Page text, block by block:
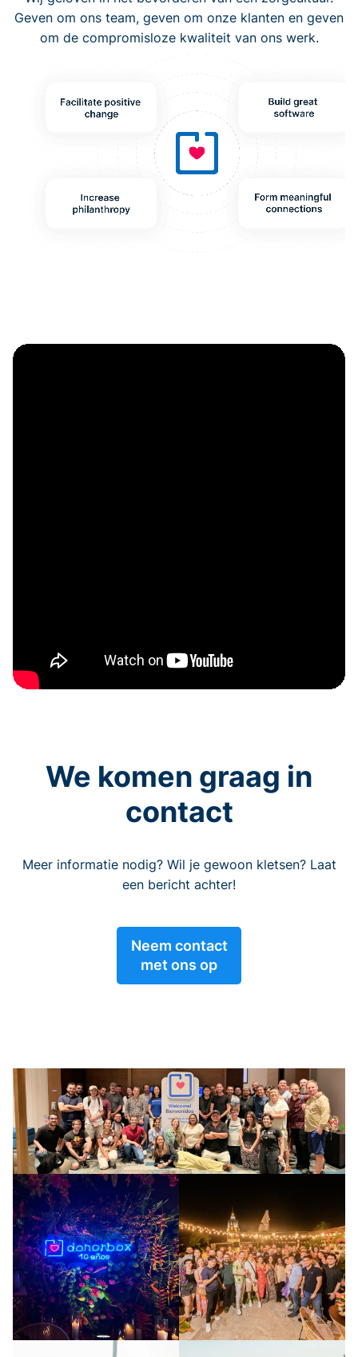
Geven om ons team, geven om onze klanten en geven
om de compromisloze kwaliteit van ons werk.
We komen graag in
contact
Meer informatie nodig? Wil je gewoon kletsen? Laat
een bericht achter!
Neem contact
met ons op